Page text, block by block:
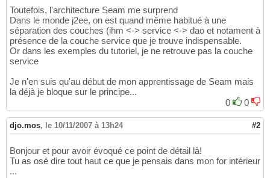
Toutefois, l'architecture Seam me surprend
Dans le monde j2ee, on est quand même habitué à une
séparation des couches (ihm <-> service <-> dao et notament à
présence de la couche service que je trouve indispensable.
Or dans les exemples du tutoriel, je ne retrouve pas la couche
service
Je n'en suis qu'au début de mon apprentissage de Seam mais
la déjà je bloque sur le principe...
0
0
djo.mos, le 10/11/2007 à 13h24 #2
Bonjour et pour avoir évoqué ce point de détail là!
Tu as osé dire tout haut ce que je pensais dans mon for intérieur
...